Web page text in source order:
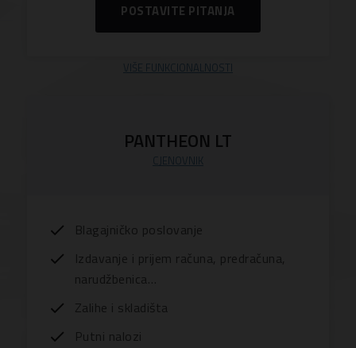
POSTAVITE PITANJA
VIŠE FUNKCIONALNOSTI
PANTHEON LT
CJENOVNIK
Blagajničko poslovanje
Izdavanje i prijem računa, predračuna,
narudžbenica…
Zalihe i skladišta
Putni nalozi